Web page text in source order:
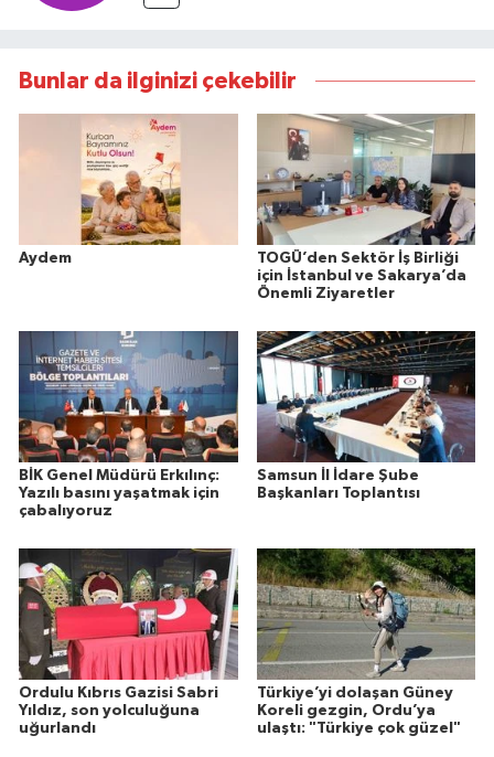
Bunlar da ilginizi çekebilir
Aydem
TOGÜ’den Sektör İş Birliği
için İstanbul ve Sakarya’da
Önemli Ziyaretler
BİK Genel Müdürü Erkılınç:
Yazılı basını yaşatmak için
çabalıyoruz
Samsun İl İdare Şube
Başkanları Toplantısı
Ordulu Kıbrıs Gazisi Sabri
Yıldız, son yolculuğuna
uğurlandı
Türkiye’yi dolaşan Güney
Koreli gezgin, Ordu’ya
ulaştı: "Türkiye çok güzel"